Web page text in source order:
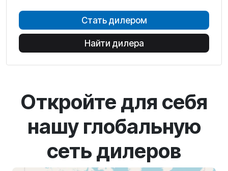
Стать дилером
Найти дилера
Откройте для себя
нашу глобальную
сеть дилеров